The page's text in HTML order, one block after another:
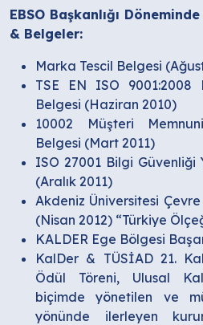
EBSO Başkanlığı
& Belgeler:
Marka Tescil Belgesi
TSE EN ISO 9001:2008
Belgesi (Haziran 2010)
10002 Müşteri
Belgesi (Mart 2011)
ISO 27001 Bilgi Güvenliği
(Aralık 2011)
Akdeniz Üniversitesi
(Nisan 2012) “Türkiye
KALDER Ege Bölgesi
KalDer & TÜSİAD 21.
Ödül Töreni, Ulusal
biçimde yönetilen ve
yönünde ilerleyen